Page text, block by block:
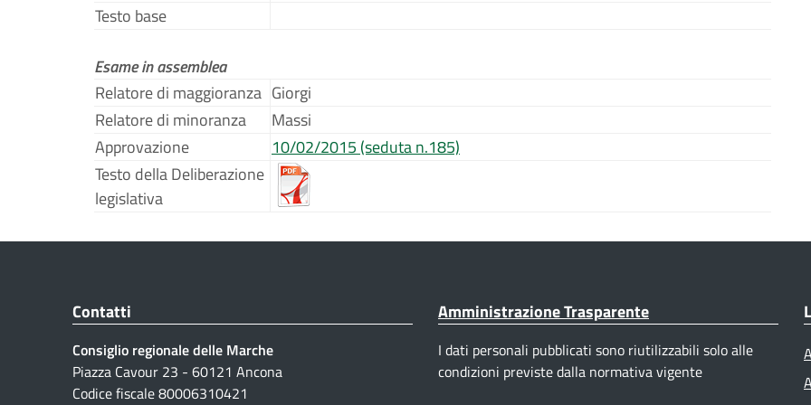
Testo base
Esame in assemblea
Relatore di maggioranza Giorgi
Relatore di minoranza
Massi
Approvazione
10/02/2015 (seduta n.185)
Testo della Deliberazione
legislativa
Contatti
Consiglio regionale delle Marche
Piazza Cavour 23 - 60121 Ancona
Codice fiscale 80006310421
Amministrazione Trasparente
I dati personali pubblicati sono riutilizzabili solo alle
condizioni previste dalla normativa vigente